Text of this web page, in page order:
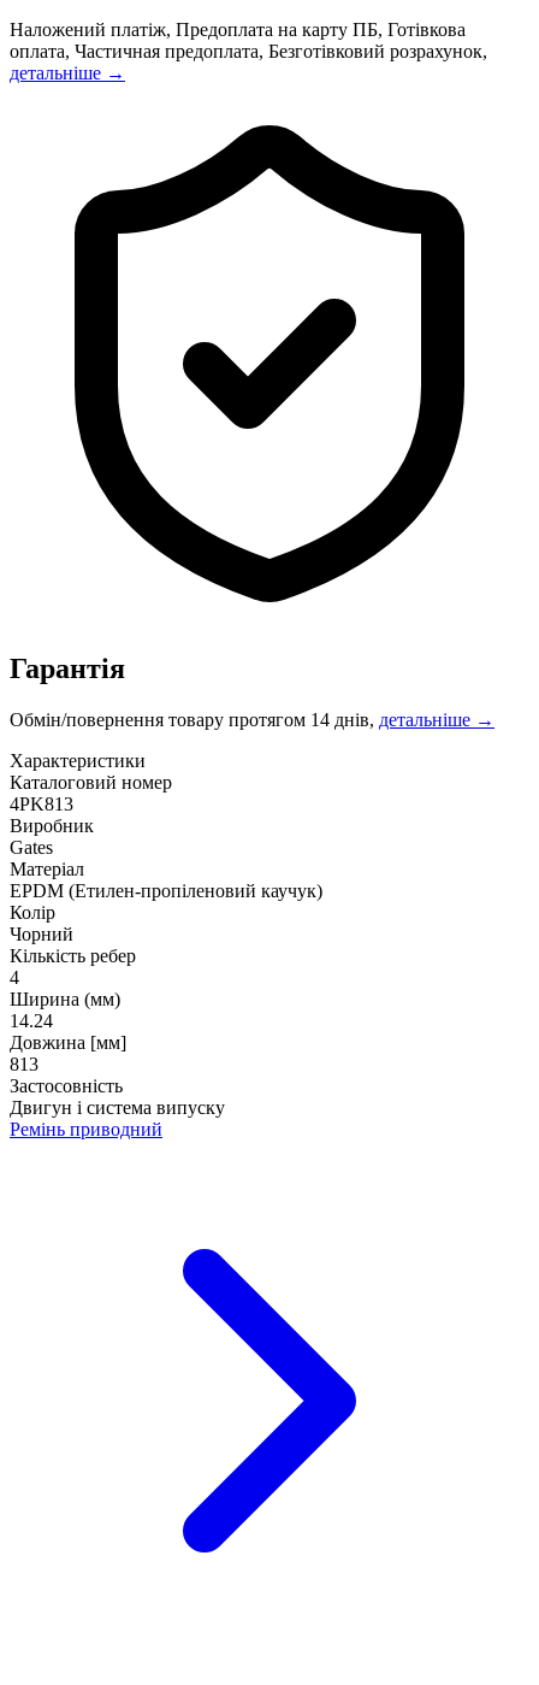
Наложений платіж, Предоплата на карту ПБ, Готівкова
оплата, Частичная предоплата, Безготівковий розрахунок,
детальніше →
Гарантія
Обмін/повернення товару протягом 14 днів, детальніше →
Характеристики
Каталоговий номер
4PK813
Виробник
Gates
Матеріал
EPDM (Етилен-пропіленовий каучук)
Колір
Чорний
Кількість ребер
4
Ширина (мм)
14.24
Довжина [мм]
813
Застосовність
Двигун і система випуску
Ремінь приводний